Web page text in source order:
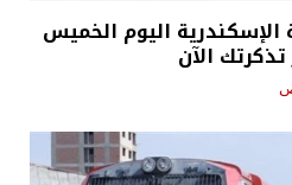
اليوم الخميس